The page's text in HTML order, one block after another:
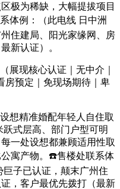
极为稀缺，大幅提拔项目
体例：（此电线 日中洲
住建局、阳光家缘网、房
新认证）。
现核心认证｜无中介｜
房预定｜免现场期待｜卑
想精准婚配年轻人自住取
式层高、部门户型可明
一处设想都兼顾适用性取
寓产物。☎️售楼处联系体
子已认证，颠末广州住
，客户最优先拨打（最新